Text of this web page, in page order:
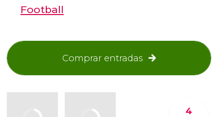
Football
Comprar entradas
4